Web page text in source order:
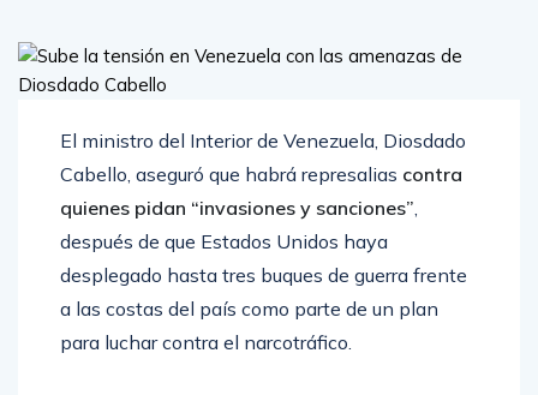
El ministro del Interior de Venezuela, Diosdado
Cabello, aseguró que habrá represalias contra
quienes pidan “invasiones y sanciones”,
después de que Estados Unidos haya
desplegado hasta tres buques de guerra frente
a las costas del país como parte de un plan
para luchar contra el narcotráfico.